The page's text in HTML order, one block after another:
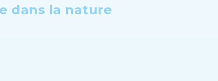
dans la nature